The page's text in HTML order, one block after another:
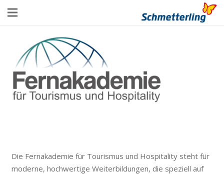
Die Fernakademie für Tourismus und Hospitality steht für
moderne, hochwertige Weiterbildungen, die speziell auf